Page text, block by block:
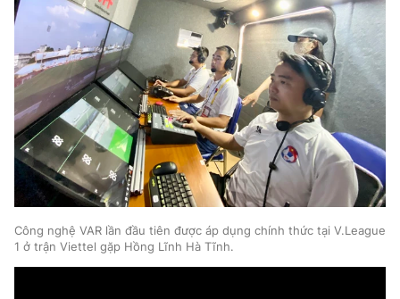
Công nghệ VAR lần đầu tiên được áp dụng chính thức tại V.League
1 ở trận Viettel gặp Hồng Lĩnh Hà Tĩnh.